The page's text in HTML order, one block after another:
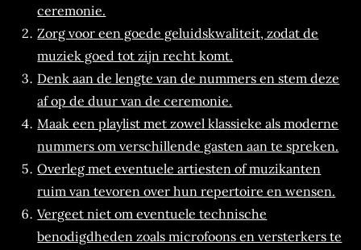
ceremonie.
Zorg voor een goede geluidskwaliteit, zodat de
muziek goed tot zijn recht komt.
Denk aan de lengte van de nummers en stem deze
af op de duur van de ceremonie.
Maak een playlist met zowel klassieke als moderne
nummers om verschillende gasten aan te spreken.
Overleg met eventuele artiesten of muzikanten
ruim van tevoren over hun repertoire en wensen.
Vergeet niet om eventuele technische
benodigdheden zoals microfoons en versterkers te